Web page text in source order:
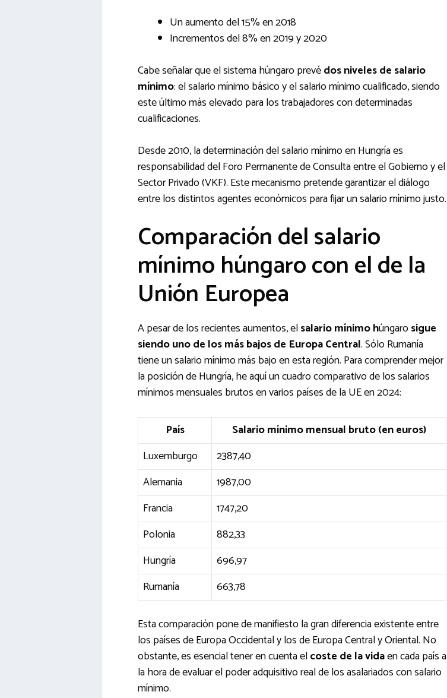
Un aumento del 15% en 2018
Incrementos del 8% en 2019 y 2020
Cabe señalar que el sistema húngaro prevédos niveles de salario
mínimo: el salario mínimo básico y el salario mínimo cualificado, siendo
este último más elevado para los trabajadores con determinadas
cualificaciones.
Desde 2010, la determinación del salario mínimo en Hungría es
responsabilidad del Foro Permanente de Consulta entre el Gobierno y el
Sector Privado (VKF). Este mecanismo pretende garantizar el diálogo
entre los distintos agentes económicos para fijar un salario mínimo justo.
Comparación del salario
mínimo húngaro con el de la
Unión Europea
A pesar de los recientes aumentos, elsalario mínimo húngarosigue
siendo uno de los más bajos de Europa Central. Sólo Rumanía
tiene un salario mínimo más bajo en esta región. Para comprender mejor
la posición de Hungría, he aquí un cuadro comparativo de los salarios
mínimos mensuales brutos en varios países de la UE en 2024:
País
Salario mínimo mensual bruto (en euros)
Luxemburgo
2387,40
Alemania
1987,00
Francia
1747,20
Polonia
882,33
Hungría
696,97
Rumanía
663,78
Esta comparación pone de manifiesto la gran diferencia existente entre
los países de Europa Occidental y los de Europa Central y Oriental. No
obstante, es esencial tener en cuenta elcoste de la vidaen cada país a
la hora de evaluar el poder adquisitivo real de los asalariados con salario
mínimo.